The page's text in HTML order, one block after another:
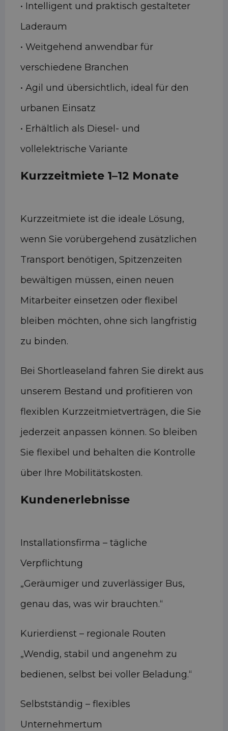
• Intelligent und praktisch gestalteter
Laderaum
• Weitgehend anwendbar für
verschiedene Branchen
• Agil und übersichtlich, ideal für den
urbanen Einsatz
• Erhältlich als Diesel- und
vollelektrische Variante
Kurzzeitmiete 1–12 Monate
Kurzzeitmiete ist die ideale Lösung,
wenn Sie vorübergehend zusätzlichen
Transport benötigen, Spitzenzeiten
bewältigen müssen, einen neuen
Mitarbeiter einsetzen oder flexibel
bleiben möchten, ohne sich langfristig
zu binden.
Bei Shortleaseland fahren Sie direkt aus
unserem Bestand und profitieren von
flexiblen Kurzzeitmietverträgen, die Sie
jederzeit anpassen können. So bleiben
Sie flexibel und behalten die Kontrolle
über Ihre Mobilitätskosten.
Kundenerlebnisse
Installationsfirma – tägliche
Verpflichtung
„Geräumiger und zuverlässiger Bus,
genau das, was wir brauchten.“
Kurierdienst – regionale Routen
„Wendig, stabil und angenehm zu
bedienen, selbst bei voller Beladung.“
Selbstständig – flexibles
Unternehmertum